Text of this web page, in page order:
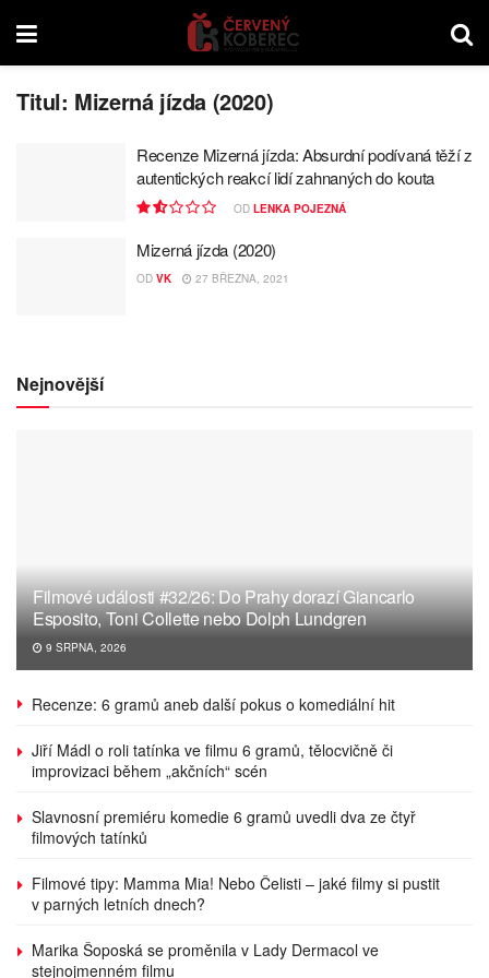
Titul: Mizerná jízda (2020)
Recenze Mizerná jízda: Absurdní podívaná těží z
autentických reakcí lidí zahnaných do kouta
OD LENKA POJEZNÁ
Mizerná jízda (2020)
OD VK 27 BŘEZNA, 2021
Nejnovější
Filmové události #32/26: Do Prahy dorazí Giancarlo
Esposito, Toni Collette nebo Dolph Lundgren
9 SRPNA, 2026
Recenze: 6 gramů aneb další pokus o komediální hit
Jiří Mádl o roli tatínka ve filmu 6 gramů, tělocvičně či
improvizaci během „akčních“ scén
Slavnosní premiéru komedie 6 gramů uvedli dva ze čtyř
filmových tatínků
Filmové tipy: Mamma Mia! Nebo Čelisti – jaké filmy si pustit
v parných letních dnech?
Marika Šoposká se proměnila v Lady Dermacol ve
stejnojmenném filmu